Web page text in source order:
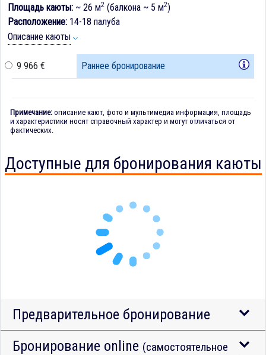
Площадь каюты: ~ 26 м2 (балкона ~ 5 м2)
Расположение: 14-18 палуба
Описание каюты
9 966 € Раннее бронирование
Примечание: описание кают, фото и мультимедиа информация, площадь
и характеристики носят справочный характер и могут отличаться от
фактических.
Доступные для бронирования каюты
Предварительное бронирование
Бронирование online (самостоятельное